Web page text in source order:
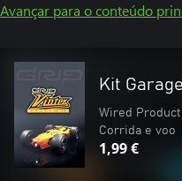
Avançar para o conteúdo
Kit
Wired
Corrida e voo
1,99 €